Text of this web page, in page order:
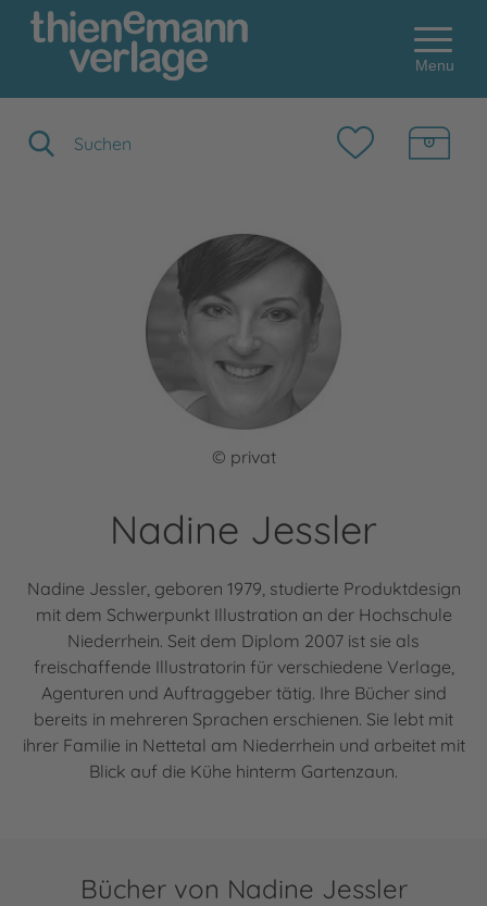
Menu
© privat
Nadine Jessler
Nadine Jessler, geboren 1979, studierte Produktdesign
mit dem Schwerpunkt Illustration an der Hochschule
Niederrhein. Seit dem Diplom 2007 ist sie als
freischaffende Illustratorin für verschiedene Verlage,
Agenturen und Auftraggeber tätig. Ihre Bücher sind
bereits in mehreren Sprachen erschienen. Sie lebt mit
ihrer Familie in Nettetal am Niederrhein und arbeitet mit
Blick auf die Kühe hinterm Gartenzaun.
Bücher von Nadine Jessler